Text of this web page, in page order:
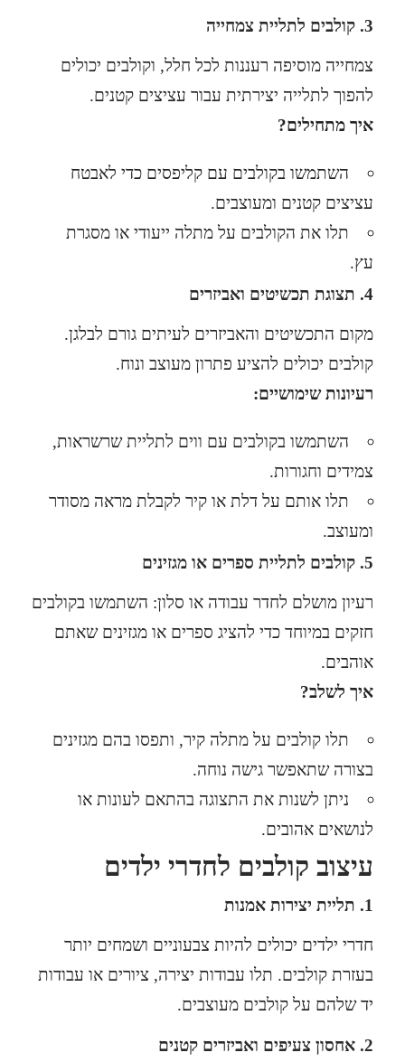
3. קולבים לתליית צמחייה
צמחייה מוסיפה רעננות לכל חלל, וקולבים יכולים
להפוך לתלייה יצירתית עבור עציצים קטנים.
איך מתחילים?
השתמשו בקולבים עם קליפסים כדי לאבטח
עציצים קטנים ומעוצבים.
תלו את הקולבים על מתלה ייעודי או מסגרת
עץ.
4. תצוגת תכשיטים ואביזרים
מקום התכשיטים והאביזרים לעיתים גורם לבלגן.
קולבים יכולים להציע פתרון מעוצב ונוח.
רעיונות שימושיים:
השתמשו בקולבים עם ווים לתליית שרשראות,
צמידים וחגורות.
תלו אותם על דלת או קיר לקבלת מראה מסודר
ומעוצב.
5. קולבים לתליית ספרים או מגזינים
רעיון מושלם לחדר עבודה או סלון: השתמשו בקולבים
חזקים במיוחד כדי להציג ספרים או מגזינים שאתם
אוהבים.
איך לשלב?
תלו קולבים על מתלה קיר, ותפסו בהם מגזינים
בצורה שתאפשר גישה נוחה.
ניתן לשנות את התצוגה בהתאם לעונות או
לנושאים אהובים.
עיצוב קולבים לחדרי ילדים
1. תליית יצירות אמנות
חדרי ילדים יכולים להיות צבעוניים ושמחים יותר
בעזרת קולבים. תלו עבודות יצירה, ציורים או עבודות
יד שלהם על קולבים מעוצבים.
2. אחסון צעיפים ואביזרים קטנים